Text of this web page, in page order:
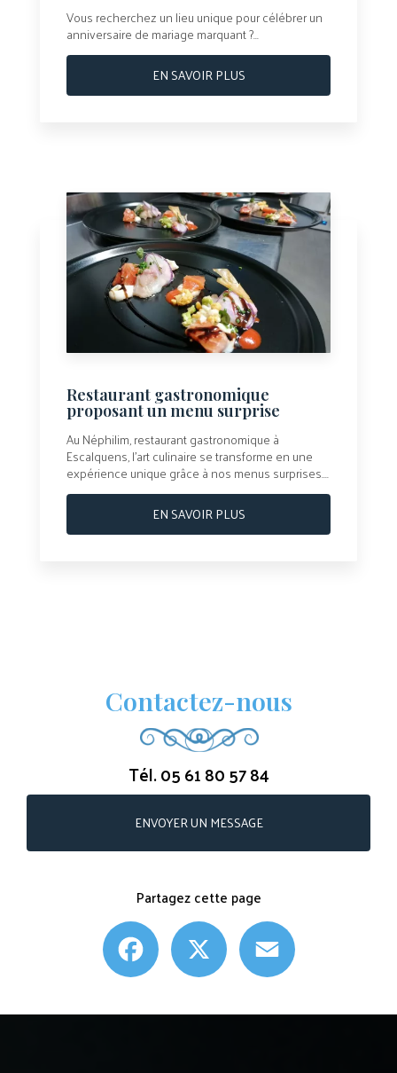
Vous recherchez un lieu unique pour célébrer un
anniversaire de mariage marquant ?...
EN SAVOIR PLUS
Restaurant gastronomique
proposant un menu surprise
Au Néphilim, restaurant gastronomique à
Escalquens, l’art culinaire se transforme en une
expérience unique grâce à nos menus surprises....
EN SAVOIR PLUS
Contactez-nous
Tél.05 61 80 57 84
ENVOYER UN MESSAGE
Partagez cette page
Facebook